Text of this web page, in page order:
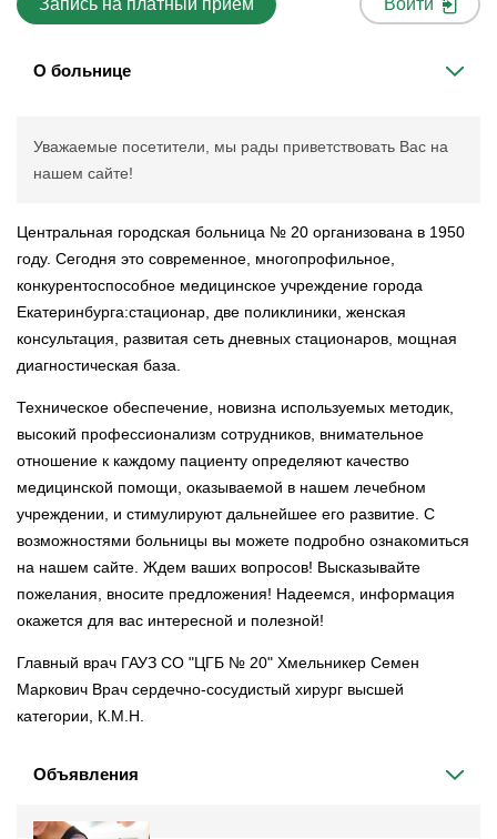
Запись на платный приём Войти
О больнице
Уважаемые посетители, мы рады приветствовать Вас на
нашем сайте!
Центральная городская больница № 20 организована в 1950
году. Сегодня это современное, многопрофильное,
конкурентоспособное медицинское учреждение города
Екатеринбурга:стационар, две поликлиники, женская
консультация, развитая сеть дневных стационаров, мощная
диагностическая база.
Техническое обеспечение, новизна используемых методик,
высокий профессионализм сотрудников, внимательное
отношение к каждому пациенту определяют качество
медицинской помощи, оказываемой в нашем лечебном
учреждении, и стимулируют дальнейшее его развитие. С
возможностями больницы вы можете подробно ознакомиться
на нашем сайте. Ждем ваших вопросов! Высказывайте
пожелания, вносите предложения! Надеемся, информация
окажется для вас интересной и полезной!
Главный врач ГАУЗ СО "ЦГБ № 20" Хмельникер Семен
Маркович Врач сердечно-сосудистый хирург высшей
категории, К.М.Н.
Объявления